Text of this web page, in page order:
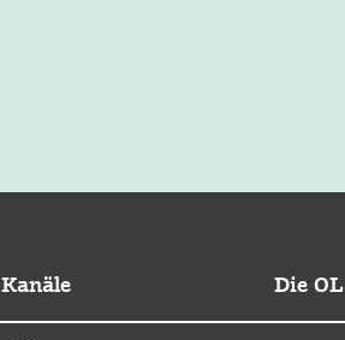
Kanäle Die OL